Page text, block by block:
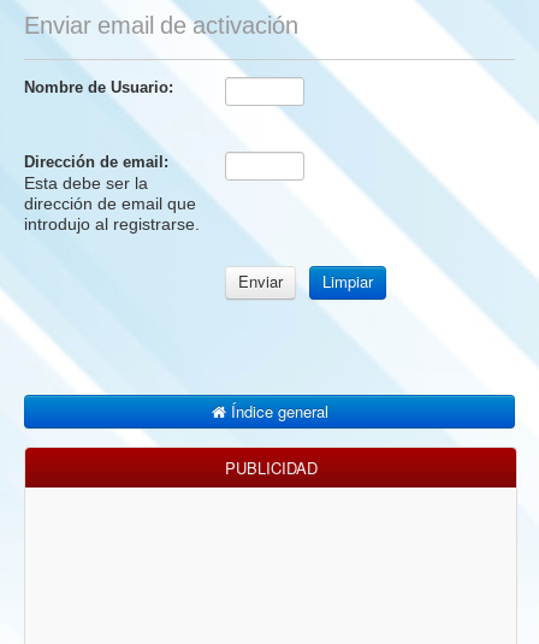
Enviar email de activación
Nombre de Usuario:
Dirección de email:
Esta debe ser la
dirección de email que
introdujo al registrarse.
Índice general
PUBLICIDAD